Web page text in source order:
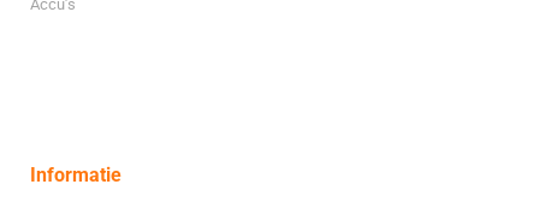
Accu’s
Informatie